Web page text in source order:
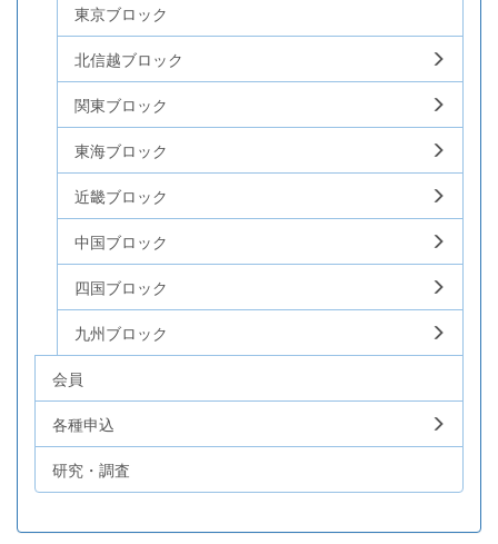
東京ブロック
北信越ブロック
関東ブロック
東海ブロック
近畿ブロック
中国ブロック
四国ブロック
九州ブロック
会員
各種申込
研究・調査